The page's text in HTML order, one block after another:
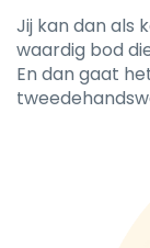
Jij kan dan als
waardig bod
En dan gaat